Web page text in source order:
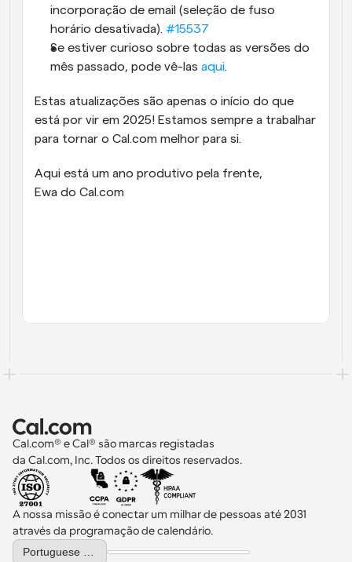
incorporação de email (seleção de fuso
horário desativada). #15537
Se estiver curioso sobre todas as versões do
mês passado, pode vê-las aqui.
Estas atualizações são apenas o início do que
está por vir em 2025! Estamos sempre a trabalhar
para tornar o Cal.com melhor para si.
Aqui está um ano produtivo pela frente,
Ewa do Cal.com
Cal.com® e Cal® são marcas registadas
da Cal.com, Inc. Todos os direitos reservados.
A nossa missão é conectar um milhar de pessoas até 2031
através da programação de calendário.
Select Language
Portuguese (Portugal)